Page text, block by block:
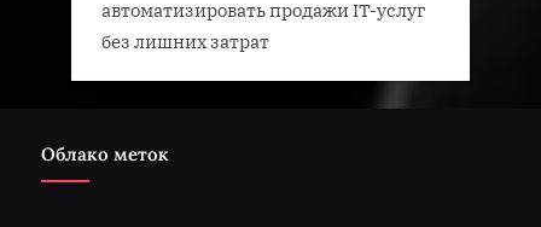
автоматизировать продажи IT-услуг
без лишних затрат
Облако меток